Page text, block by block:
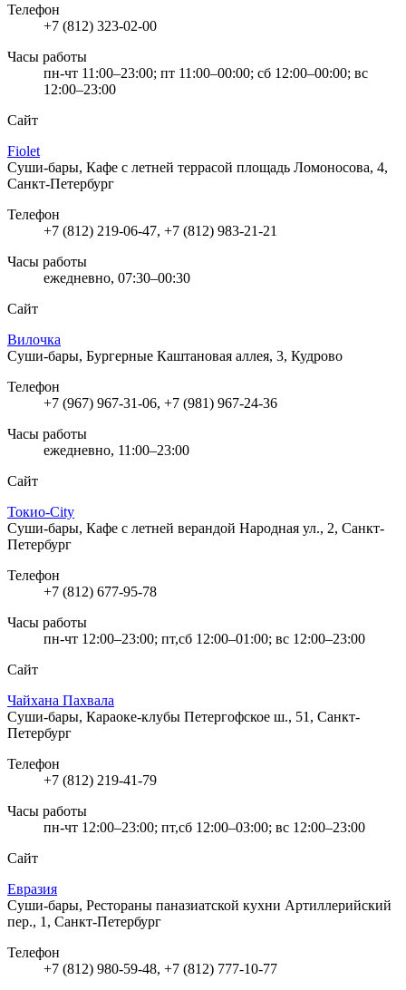
Телефон
+7 (812) 323-02-00
Часы работы
пн-чт 11:00–23:00; пт 11:00–00:00; сб 12:00–00:00; вс
12:00–23:00
Сайт
Fiolet
Суши-бары, Кафе с летней террасой площадь Ломоносова, 4,
Санкт-Петербург
Телефон
+7 (812) 219-06-47, +7 (812) 983-21-21
Часы работы
ежедневно, 07:30–00:30
Сайт
Вилочка
Суши-бары, Бургерные Каштановая аллея, 3, Кудрово
Телефон
+7 (967) 967-31-06, +7 (981) 967-24-36
Часы работы
ежедневно, 11:00–23:00
Сайт
Токио-City
Суши-бары, Кафе с летней верандой Народная ул., 2, Санкт-
Петербург
Телефон
+7 (812) 677-95-78
Часы работы
пн-чт 12:00–23:00; пт,сб 12:00–01:00; вс 12:00–23:00
Сайт
Чайхана Пахвала
Суши-бары, Караоке-клубы Петергофское ш., 51, Санкт-
Петербург
Телефон
+7 (812) 219-41-79
Часы работы
пн-чт 12:00–23:00; пт,сб 12:00–03:00; вс 12:00–23:00
Сайт
Евразия
Суши-бары, Рестораны паназиатской кухни Артиллерийский
пер., 1, Санкт-Петербург
Телефон
+7 (812) 980-59-48, +7 (812) 777-10-77